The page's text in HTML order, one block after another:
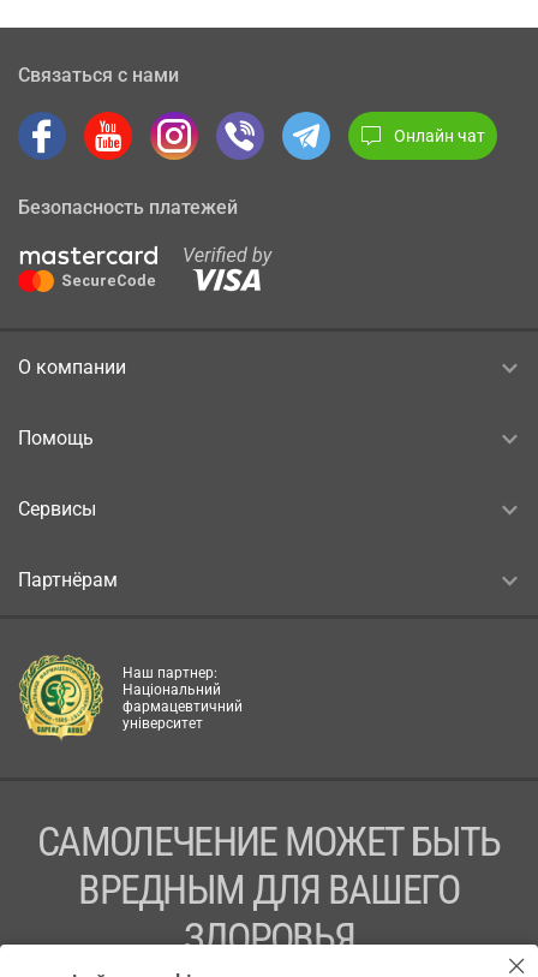
Связаться с нами
Онлайн чат
Безопасность платежей
О компании
Помощь
Сервисы
Партнёрам
Наш партнер:
Національний
фармацевтичний
університет
САМОЛЕЧЕНИЕ МОЖЕТ БЫТЬ
ВРЕДНЫМ ДЛЯ ВАШЕГО
ЗДОРОВЬЯ